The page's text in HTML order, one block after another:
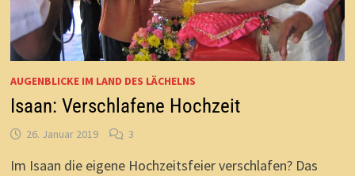
AUGENBLICKE IM LAND DES LÄCHELNS
Isaan: Verschlafene Hochzeit
26. Januar 2019 3
Im Isaan die eigene Hochzeitsfeier verschlafen? Das